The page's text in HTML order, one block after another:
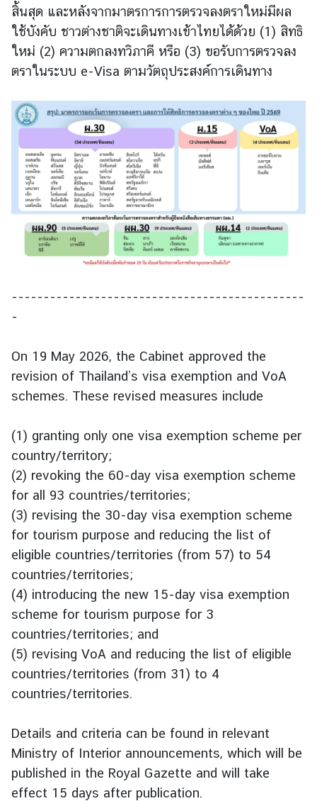
ส
อ
ท
.
ส
ก
ญ
.
ถ
า
ม
-
ต
บ
บ
อ
ม
T
h
a
i
V
i
a
I
n
f
o
r
t
i
o
n
สิ้นสุด และหลังจากมาตรการการตรวจลงตราใหม่มีผล
ใช้บังคับ ชาวต่างชาติจะเดินทางเข้าไทยได้ด้วย (1) สิทธิ
ใหม่ (2) ความตกลงทวิภาคี หรือ (3) ขอรับการตรวจลง
ตราในระบบ e-Visa ตามวัตถุประสงค์การเดินทาง
----------------------------------------------
-
On 19 May 2026, the Cabinet approved the
revision of Thailand’s visa exemption and VoA
schemes. These revised measures include
(1) granting only one visa exemption scheme per
country/territory;
(2) revoking the 60-day visa exemption scheme
for all 93 countries/territories;
(3) revising the 30-day visa exemption scheme
for tourism purpose and reducing the list of
eligible countries/territories (from 57) to 54
countries/territories;
(4) introducing the new 15-day visa exemption
scheme for tourism purpose for 3
countries/territories; and
(5) revising VoA and reducing the list of eligible
countries/territories (from 31) to 4
countries/territories.
Details and criteria can be found in relevant
Ministry of Interior announcements, which will be
published in the Royal Gazette and will take
effect 15 days after publication.